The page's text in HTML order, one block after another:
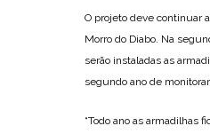
O projeto deve continuar
Morro do Diabo. Na
serão instaladas as
segundo ano de
“Todo ano as armadilhas